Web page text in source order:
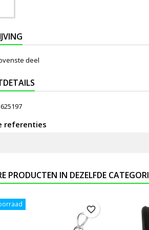
deel
625197
referenties
PRODUCTEN IN DEZELFDE
favorite_border